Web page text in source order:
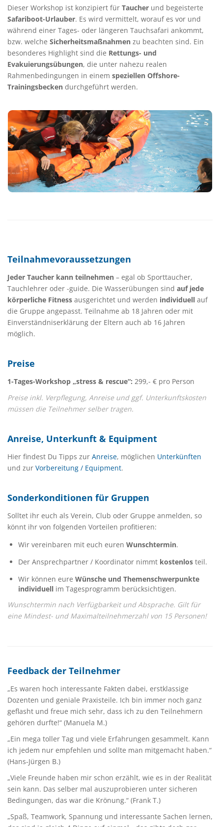
Dieser Workshop ist konzipiert für Taucher und begeisterte
Safariboot-Urlauber. Es wird vermittelt, worauf es vor und
während einer Tages- oder längeren Tauchsafari ankommt,
bzw. welche Sicherheitsmaßnahmen zu beachten sind. Ein
besonderes Highlight sind die Rettungs- und
Evakuierungsübungen, die unter nahezu realen
Rahmenbedingungen in einem speziellen Offshore-
Trainingsbecken durchgeführt werden.
Teilnahmevoraussetzungen
Jeder Taucher kann teilnehmen – egal ob Sporttaucher,
Tauchlehrer oder -guide. Die Wasserübungen sind auf jede
körperliche Fitness ausgerichtet und werden individuell auf
die Gruppe angepasst. Teilnahme ab 18 Jahren oder mit
Einverständniserklärung der Eltern auch ab 16 Jahren
möglich.
Preise
1-Tages-Workshop „stress & rescue“: 299,- € pro Person
Preise inkl. Verpflegung, Anreise und ggf. Unterkunftskosten
müssen die Teilnehmer selber tragen.
Anreise, Unterkunft & Equipment
Hier findest Du Tipps zur Anreise, möglichen Unterkünften
und zur Vorbereitung / Equipment.
Sonderkonditionen für Gruppen
Solltet ihr euch als Verein, Club oder Gruppe anmelden, so
könnt ihr von folgenden Vorteilen profitieren:
Wir vereinbaren mit euch euren Wunschtermin.
Der Ansprechpartner / Koordinator nimmt kostenlos teil.
Wir können eure Wünsche und Themenschwerpunkte
individuell im Tagesprogramm berücksichtigen.
Wunschtermin nach Verfügbarkeit und Absprache. Gilt für
eine Mindest- und Maximalteilnehmerzahl von 15 Personen!
Feedback der Teilnehmer
„Es waren hoch interessante Fakten dabei, erstklassige
Dozenten und geniale Praxisteile. Ich bin immer noch ganz
geflasht und freue mich sehr, dass ich zu den Teilnehmern
gehören durfte!“ (Manuela M.)
„Ein mega toller Tag und viele Erfahrungen gesammelt. Kann
ich jedem nur empfehlen und sollte man mitgemacht haben.“
(Hans-Jürgen B.)
„Viele Freunde haben mir schon erzählt, wie es in der Realität
sein kann. Das selber mal auszuprobieren unter sicheren
Bedingungen, das war die Krönung.“ (Frank T.)
„Spaß, Teamwork, Spannung und interessante Sachen lernen,